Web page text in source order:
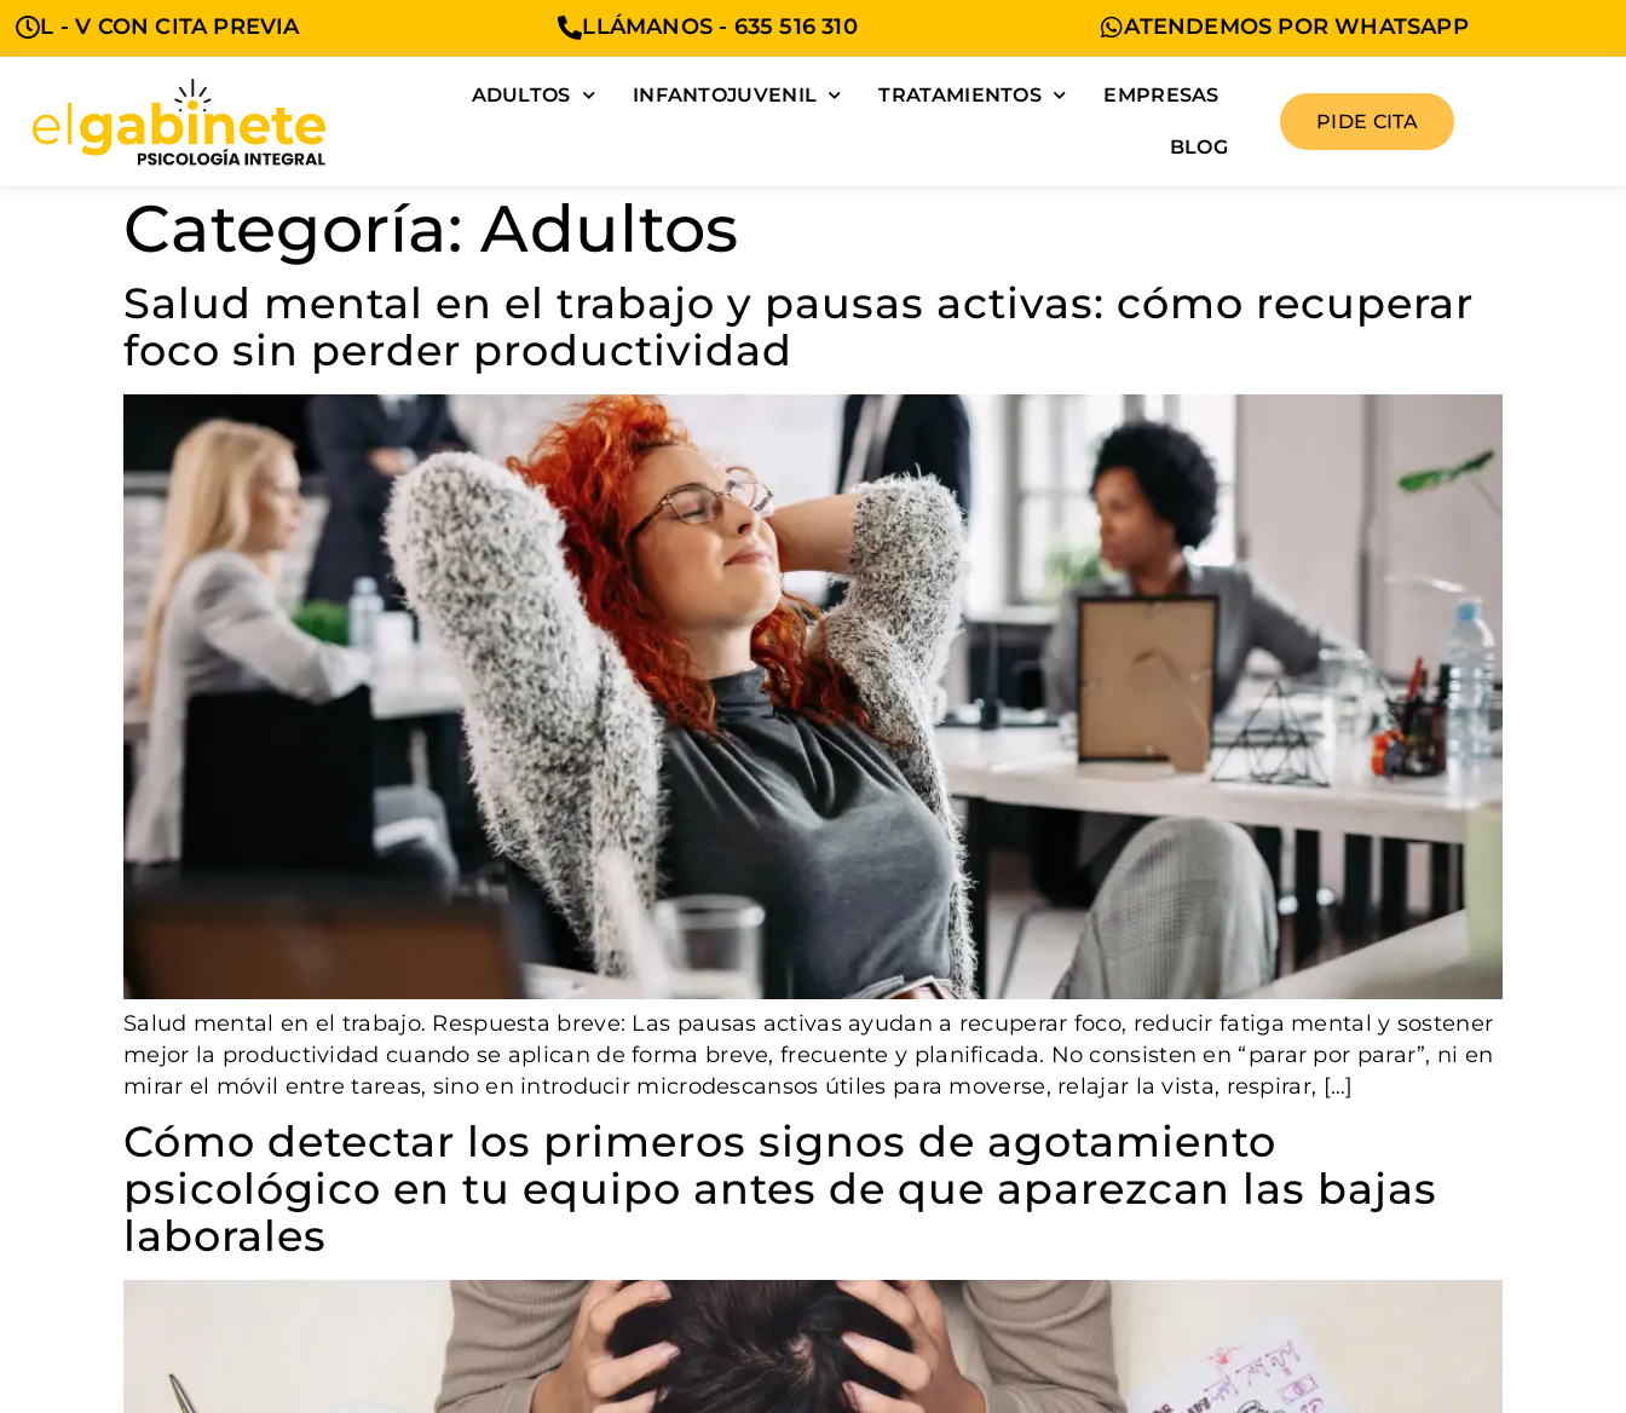
L - V CON CITA PREVIA LLÁMANOS - 635 516 310 ATENDEMOS POR WHATSAPP
ADULTOS INFANTOJUVENIL TRATAMIENTOS EMPRESAS
BLOG
PIDE CITA
Categoría:Adultos
Salud mental en el trabajo y pausas activas: cómo recuperar
foco sin perder productividad
Salud mental en el trabajo. Respuesta breve: Las pausas activas ayudan a recuperar foco, reducir fatiga mental y sostener
mejor la productividad cuando se aplican de forma breve, frecuente y planificada. No consisten en “parar por parar”, ni en
mirar el móvil entre tareas, sino en introducir microdescansos útiles para moverse, relajar la vista, respirar, […]
Cómo detectar los primeros signos de agotamiento
psicológico en tu equipo antes de que aparezcan las bajas
laborales